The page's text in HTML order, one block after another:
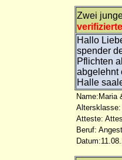
Zwei
Hallo
spender
Pflichten
abgelehnt
Halle
Name:Maria
Altersklasse:
Atteste:
Beruf: